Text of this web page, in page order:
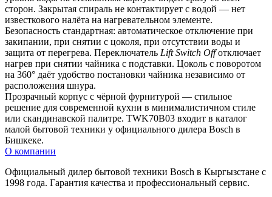
сторон. Закрытая спираль не контактирует с водой — нет
известкового налёта на нагревательном элементе.
Безопасность стандартная: автоматическое отключение при
закипании, при снятии с цоколя, при отсутствии воды и
защита от перегрева. Переключатель Lift Switch Off отключает
нагрев при снятии чайника с подставки. Цоколь с поворотом
на 360° даёт удобство постановки чайника независимо от
расположения шнура.
Прозрачный корпус с чёрной фурнитурой — стильное
решение для современной кухни в минималистичном стиле
или скандинавской палитре. TWK70B03 входит в каталог
малой бытовой техники у официального дилера Bosch в
Бишкеке.
О компании
Официальный дилер бытовой техники Bosch в Кыргызстане с
1998 года. Гарантия качества и профессиональный сервис.